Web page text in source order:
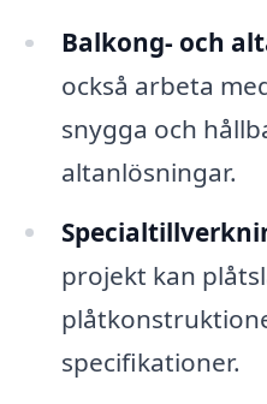
Balkong- och
också arbeta
snygga och
altanlösningar.
projekt kan
specifikationer.